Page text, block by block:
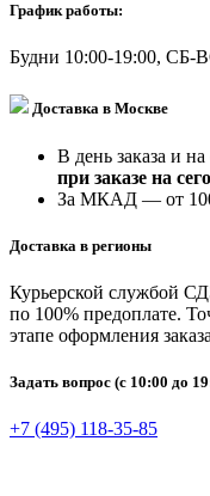
График работы:
Будни 10:00-19:00, СБ-
Доставка в Москве
В день заказа и
при заказе на
За МКАД — от
Доставка в регионы
Курьерской службой
по 100% предоплате.
этапе оформления
Задать вопрос (с 10:00 до
+7 (495) 118-35-85